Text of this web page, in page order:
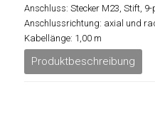
Anschluss: Stecker M23, Stift, 9-
Anschlussrichtung: axial und
Kabellänge: 1,00 m
Produktbeschreibung